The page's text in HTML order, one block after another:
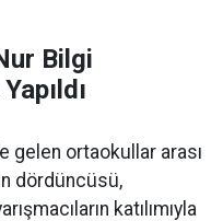
Bilgi
gelen ortaokullar arası
dördüncüsü,
katılımıyla